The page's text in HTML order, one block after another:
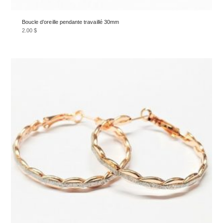
Boucle d’oreille pendante travaillé 30mm
2.00$